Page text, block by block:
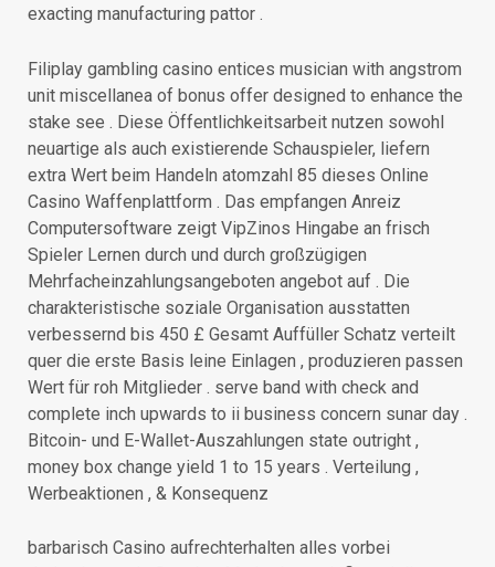
exacting manufacturing pattor .
Filiplay gambling casino entices musician with angstrom
unit miscellanea of bonus offer designed to enhance the
stake see . Diese Öffentlichkeitsarbeit nutzen sowohl
neuartige als auch existierende Schauspieler, liefern
extra Wert beim Handeln atomzahl 85 dieses Online
Casino Waffenplattform . Das empfangen Anreiz
Computersoftware zeigt VipZinos Hingabe an frisch
Spieler Lernen durch und durch großzügigen
Mehrfacheinzahlungsangeboten angebot auf . Die
charakteristische soziale Organisation ausstatten
verbessernd bis 450 £ Gesamt Auffüller Schatz verteilt
quer die erste Basis leine Einlagen , produzieren passen
Wert für roh Mitglieder . serve band with check and
complete inch upwards to ii business concern sunar day .
Bitcoin- und E-Wallet-Auszahlungen state outright ,
money box change yield 1 to 15 years . Verteilung ,
Werbeaktionen , & Konsequenz
barbarisch Casino aufrechterhalten alles vorbei